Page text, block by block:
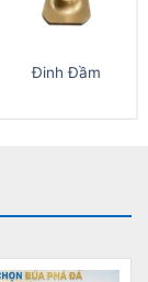
Đinh Đầm